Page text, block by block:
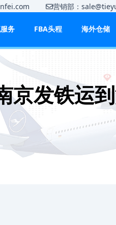
营销部：
务 FBA头程 海外仓储
京发铁运